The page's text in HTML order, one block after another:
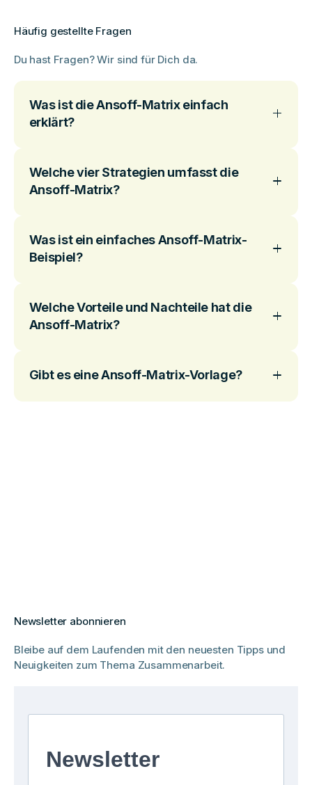
Häufig gestellte Fragen
Du hast Fragen? Wir sind für Dich da.
Was ist die Ansoff-Matrix einfach
erklärt?
Welche vier Strategien umfasst die
Ansoff-Matrix?
Was ist ein einfaches Ansoff-Matrix-
Beispiel?
Welche Vorteile und Nachteile hat die
Ansoff-Matrix?
Gibt es eine Ansoff-Matrix-Vorlage?
Newsletter abonnieren
Bleibe auf dem Laufenden mit den neuesten Tipps und
Neuigkeiten zum Thema Zusammenarbeit.